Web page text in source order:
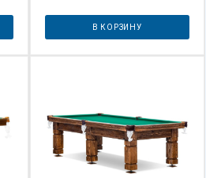
В КОРЗИНУ